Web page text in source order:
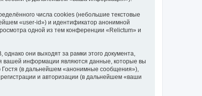
числа cookies (небольшие текстовые
«user-id») и идентификатор анонимной
одной из тем конференции «Relictum» и
они выходят за рамки этого документа,
вашей информации являются данные, которые вы
(в дальнейшем «анонимные сообщения»),
и авторизации (в дальнейшем «ваши